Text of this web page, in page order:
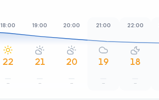
18:00
22
–
19:00
21
–
20:00
20
–
21:00
19
–
22:00
18
–